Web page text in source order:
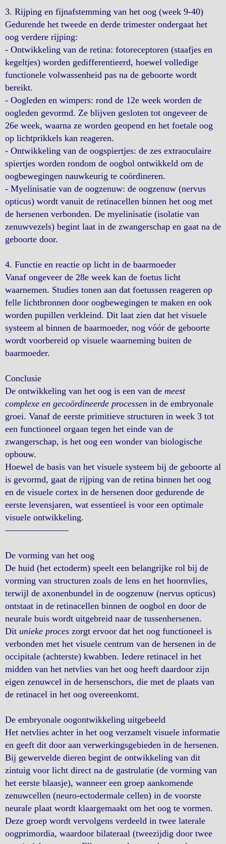
3. Rijping en fijnafstemming van het oog (week 9-40)
Gedurende het tweede en derde trimester ondergaat het
oog verdere rijping:
- Ontwikkeling van de retina: fotoreceptoren (staafjes en
kegeltjes) worden gedifferentieerd, hoewel volledige
functionele volwassenheid pas na de geboorte wordt
bereikt.
- Oogleden en wimpers: rond de 12e week worden de
oogleden gevormd. Ze blijven gesloten tot ongeveer de
26e week, waarna ze worden geopend en het foetale oog
op lichtprikkels kan reageren.
- Ontwikkeling van de oogspiertjes: de zes extraoculaire
spiertjes worden rondom de oogbol ontwikkeld om de
oogbewegingen nauwkeurig te coördineren.
- Myelinisatie van de oogzenuw: de oogzenuw (nervus
opticus) wordt vanuit de retinacellen binnen het oog met
de hersenen verbonden. De myelinisatie (isolatie van
zenuwvezels) begint laat in de zwangerschap en gaat na de
geboorte door.
4. Functie en reactie op licht in de baarmoeder
Vanaf ongeveer de 28e week kan de foetus licht
waarnemen. Studies tonen aan dat foetussen reageren op
felle lichtbronnen door oogbewegingen te maken en ook
worden pupillen verkleind. Dit laat zien dat het visuele
systeem al binnen de baarmoeder, nog vóór de geboorte
wordt voorbereid op visuele waarneming buiten de
baarmoeder.
Conclusie
De ontwikkeling van het oog is een van de meest
complexe en gecoördineerde processen in de embryonale
groei. Vanaf de eerste primitieve structuren in week 3 tot
een functioneel orgaan tegen het einde van de
zwangerschap, is het oog een wonder van biologische
opbouw.
Hoewel de basis van het visuele systeem bij de geboorte al
is gevormd, gaat de rijping van de retina binnen het oog
en de visuele cortex in de hersenen door gedurende de
eerste levensjaren, wat essentieel is voor een optimale
visuele ontwikkeling.
———————
De vorming van het oog
De huid (het ectoderm) speelt een belangrijke rol bij de
vorming van structuren zoals de lens en het hoornvlies,
terwijl de axonenbundel in de oogzenuw (nervus opticus)
ontstaat in de retinacellen binnen de oogbol en door de
neurale buis wordt uitgebreid naar de tussenhersenen.
Dit unieke proces zorgt ervoor dat het oog functioneel is
verbonden met het visuele centrum van de hersenen in de
occipitale (achterste) kwabben. Iedere retinacel in het
midden van het netvlies van het oog heeft daardoor zijn
eigen zenuwcel in de hersenschors, die met de plaats van
de retinacel in het oog overeenkomt.
De embryonale oogontwikkeling uitgebeeld
Het netvlies achter in het oog verzamelt visuele informatie
en geeft dit door aan verwerkingsgebieden in de hersenen.
Bij gewervelde dieren begint de ontwikkeling van dit
zintuig voor licht direct na de gastrulatie (de vorming van
het eerste blaasje), wanneer een groep aankomende
zenuwcellen (neuro-ectodermale cellen) in de voorste
neurale plaat wordt klaargemaakt om het oog te vormen.
Deze groep wordt vervolgens verdeeld in twee laterale
oogprimordia, waardoor bilateraal (tweezijdig door twee